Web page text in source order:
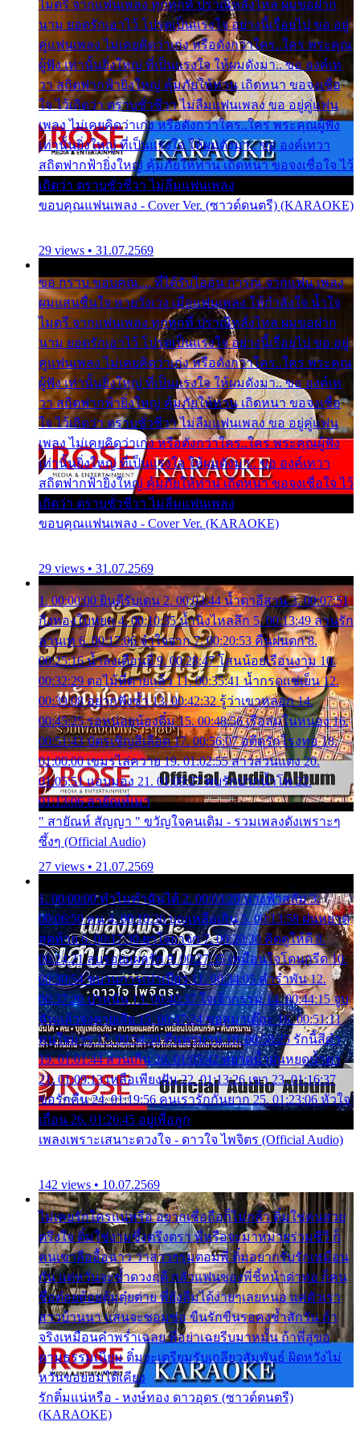
ไมตรี จากแฟนเพลง ทุกทุกที่ ปราณีหลั่งไหล ผมขอฝาก
นาม ยอดรักเอาไว้ โปรดเป็นแรงใจ อย่างนี้เรื่อยไป ขอ อยู่
คู่แฟนเพลง ไม่เคยคิดว่าเก่ง หรือดังกว่าใคร..ใคร พระคุณ
ผู้ฟัง เท่านั้นยิ่งใหญ่ ที่เป็นแรงใจ ให้ผมดังมา.. ขอ องค์เท
วา สถิตฟากฟ้ายิ่งใหญ่ คุ้มภัยให้ท่าน เถิดหนา ขอจงเชื่อ
ใจ ไว้เถิดว่า ตราบชั่วชีวา ไม่ลืมแฟนเพลง ขอ อยู่คู่แฟน
เพลง ไม่เคยคิดว่าเก่ง หรือดังกว่าใคร..ใคร พระคุณผู้ฟัง
เท่านั้นยิ่งใหญ่ ที่เป็นแรงใจ ให้ผมดังมา.. ขอ องค์เทวา
สถิตฟากฟ้ายิ่งใหญ่ คุ้มภัยให้ท่าน เถิดหนา ขอจงเชื่อใจ ไว้
เถิดว่า ตราบชั่วชีวา ไม่ลืมแฟนเพลง
ขอบคุณแฟนเพลง - Cover Ver. (ซาวด์ดนตรี) (KARAOKE)
29 views • 31.07.2569
ขอ กราบ ขอบคุณ.... ที่ได้รับไออุ่น การุณ จากแฟน เพลง
ผมแสนชื่นใจ หายวังเวง เมื่อแฟนเพลง ให้กำลังใจ น้ำใจ
ไมตรี จากแฟนเพลง ทุกทุกที่ ปราณีหลั่งไหล ผมขอฝาก
นาม ยอดรักเอาไว้ โปรดเป็นแรงใจ อย่างนี้เรื่อยไป ขอ อยู่
คู่แฟนเพลง ไม่เคยคิดว่าเก่ง หรือดังกว่าใคร..ใคร พระคุณ
ผู้ฟัง เท่านั้นยิ่งใหญ่ ที่เป็นแรงใจ ให้ผมดังมา.. ขอ องค์เท
วา สถิตฟากฟ้ายิ่งใหญ่ คุ้มภัยให้ท่าน เถิดหนา ขอจงเชื่อ
ใจ ไว้เถิดว่า ตราบชั่วชีวา ไม่ลืมแฟนเพลง ขอ อยู่คู่แฟน
เพลง ไม่เคยคิดว่าเก่ง หรือดังกว่าใคร..ใคร พระคุณผู้ฟัง
เท่านั้นยิ่งใหญ่ ที่เป็นแรงใจ ให้ผมดังมา.. ขอ องค์เทวา
สถิตฟากฟ้ายิ่งใหญ่ คุ้มภัยให้ท่าน เถิดหนา ขอจงเชื่อใจ ไว้
เถิดว่า ตราบชั่วชีวา ไม่ลืมแฟนเพลง
ขอบคุณแฟนเพลง - Cover Ver. (KARAOKE)
29 views • 31.07.2569
1. 00:00:00 ยินดีรับเดน 2. 00:03:44 น้ำตาอีสาน 3. 00:07:51
กิ่งทองใบหยก 4. 00:10:35 น้ำนิ่งไหลลึก 5. 00:13:49 ลานรัก
ลานเท 6. 00:17:06 จำใจจาก 7. 00:20:53 คืนฝนตก 8.
00:25:16 น้ำลงเดือนยี่ 9. 00:28:47 โสนน้อยเรือนงาม 10.
00:32:29 ตอไม้ที่ตายแล้ว 11. 00:35:41 น้ำกรดแช่เย็น 12.
00:39:08 อยากฟังซ้ำ 13. 00:42:32 รู้ว่าเขาหลอก 14.
00:45:25 รอหน่อยน้องติ๋ม 15. 00:48:56 เรือล่มในหนอง 16.
00:51:43 บัตรเชิญสีเลือด 17. 00:56:07 อดีตรักโรงทอ 18.
01:00:00 เขมรไล่ควาย 19. 01:02:55 สาวสวนแตง 20.
01:05:51 แอบมอง 21. 01:09:27 พบรักปากน้ำโพ 22.
01:13:06 สายัณห์เมา
" สายัณห์ สัญญา " ขวัญใจคนเดิม - รวมเพลงดังเพราะๆ
ซึ้งๆ (Official Audio)
27 views • 21.07.2569
1. 00:00:00 ทำไมทำฉันได้ 2. 00:03:20 นางฟ้าสลัม 3.
00:06:50 คน 4. 00:10:36 บุญเหลือเกิน 5. 00:13:58 ฝนหยาด
สุดท้าย 6. 00:17:30 ยาใจยาจก 7. 00:20:30 คิดดูให้ดี 8.
00:24:21 ลบรอยแผลรัก 9. 00:27:35 เหมือนใจโดนกรีด 10.
00:30:54 ขบวนการเปาเปียว 11. 00:34:05 คำรำพัน 12.
00:37:20 ปาหนัน 13. 00:40:37 ใจเจ้ากรรม 14. 00:44:15 จูบ
ฉันแล้วจงตายเสีย 15. 00:47:24 ขอสูมาเต๊อะ 16. 00:51:11
คนใจมาร 17. 00:54:50 คืนทรมาน 18. 00:58:25 รักนี้สีดำ
19. 01:01:44 ส่วนเกิน 20. 01:05:42 หยาดน้ำฝนหยดน้ำตา
21. 01:09:13 เหลือเพียงฝัน 22. 01:13:26 เขา 23. 01:16:37
ขอรักคืน 24. 01:19:56 คนเรารักกันยาก 25. 01:23:06 หัวใจ
เถื่อน 26. 01:26:45 อยู่เพื่อลูก
เพลงเพราะเสนาะดวงใจ - ดาวใจ ไพจิตร (Official Audio)
142 views • 10.07.2569
ไม่เคยรักใครแน่หรือ อยากเชื่อถือก็ไม่กล้า ติ๋มใช่คนสวย
ตรึงใจ ติ๋มใช่งามซึ้งตรึงตรา พี่หรือจะมาหมายร่วมชีวี ก็
คนเขาลืออื้อฉาว ว่าสาวๆรุมตอมพี่ ติ๋มอยากรับรักเหมือน
กัน แต่หวั่นจะช้ำดวงฤดี กลัวแฟนของพี่ชี้หน้าด่าทอ ก็คน
ชื่อต๋อยต้อยตุ้มตุ๋ยต่าย พี่ยังลืมได้ง่ายๆเลยหนอ แค่ตัวเรา
สาวบ้านนา แสนจะซอมซ่อ ขืนรักขืนรอคงช้ำสักวัน ถ้า
จริงเหมือนคำพร่ำเฉลย พี่อย่าเฉยรีบมาหมั้น ถ้าพี่สู่ขอ
ตามธรรมเนียม ติ๋มจะเตรียมรับเกลียวสัมพันธ์ ผิดหวังไม่
หวั่นขอยอมได้เคียง
รักติ๋มแน่หรือ - หงษ์ทอง ดาวอุดร (ซาวด์ดนตรี)
(KARAOKE)